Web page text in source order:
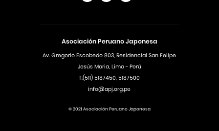
Asociación Peruano Japonesa
Av. Gregorio Escobedo 803, Residencial San Felipe
Jesús Maria, Lima - Perú
T.(511) 5187450, 5187500
info@apj.org.pe
© 2021 Asociación Peruano Japonesa